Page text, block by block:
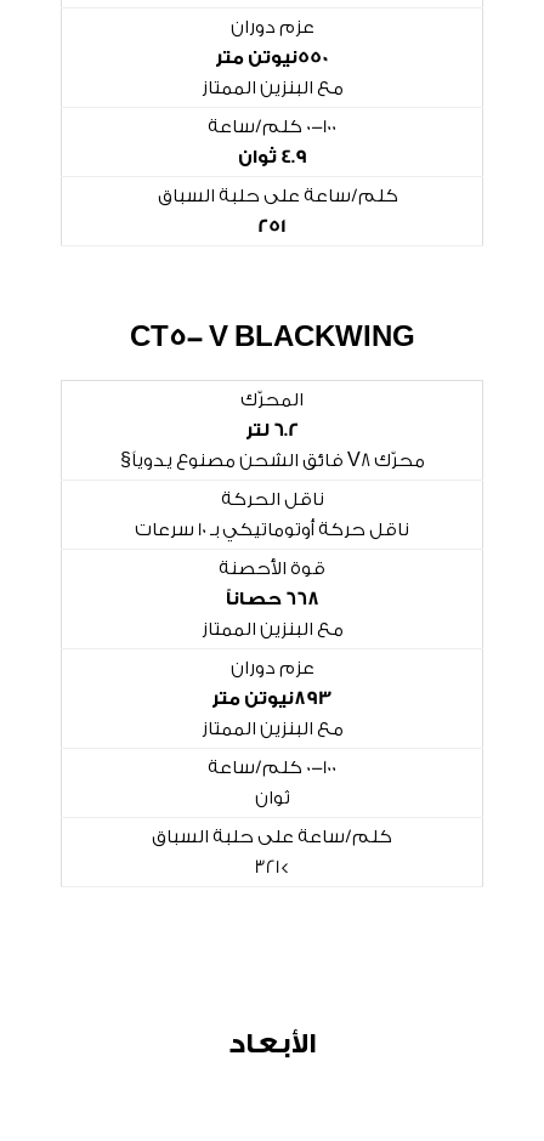
عزم دوران
550نيوتن متر
مع البنزين الممتاز
0-100 كلم/ساعة
4.9 ثوان
كلم/ساعة على حلبة السباق
251
CT5- V BLACKWING
المحرّك
6.2 لتر
محرّك V8 فائق الشحن مصنوع يدوياً§
ناقل الحركة
ناقل حركة أوتوماتيكي بـ 10 سرعات
قوة الأحصنة
668 حصاناً
مع البنزين الممتاز
عزم دوران
893نيوتن متر
مع البنزين الممتاز
0-100 كلم/ساعة
ثوان
كلم/ساعة على حلبة السباق
الأبعاد